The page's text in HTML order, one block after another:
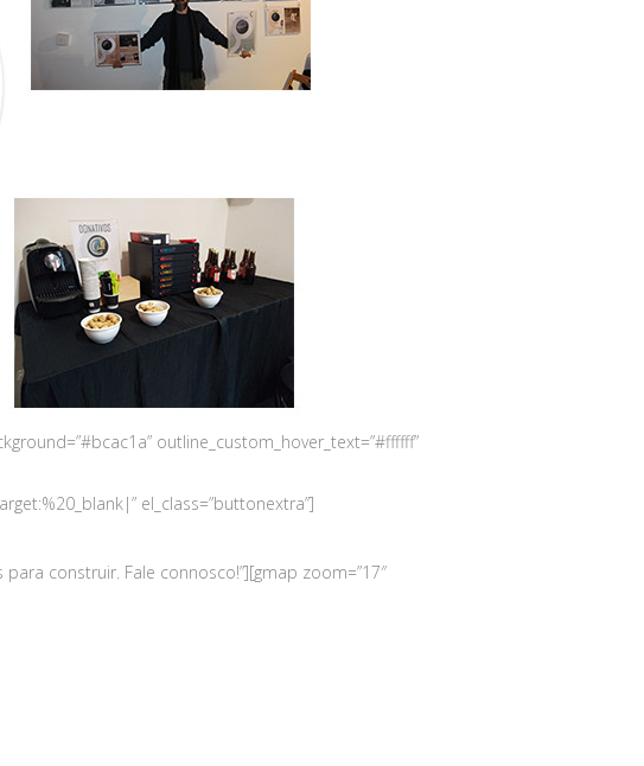
outline_custom_hover_text=”#ffffff”
el_class=”buttonextra”]
construir. Fale connosco!”][gmap zoom=”17″